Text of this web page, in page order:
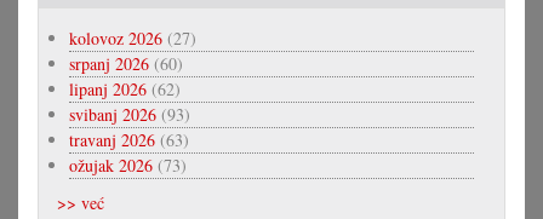
kolovoz 2026 (27)
srpanj 2026 (60)
lipanj 2026 (62)
svibanj 2026 (93)
travanj 2026 (63)
ožujak 2026 (73)
>> već